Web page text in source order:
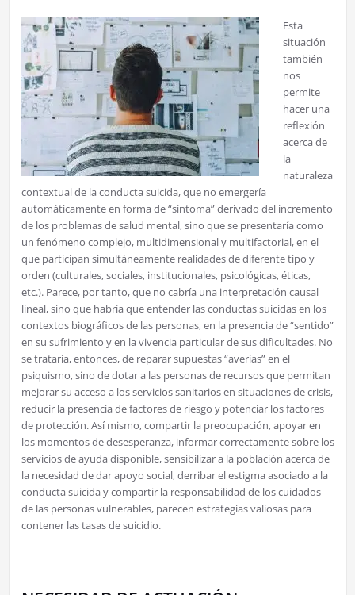
Esta
situación
también
nos
permite
hacer una
reflexión
acerca de
la
naturaleza
contextual de la conducta suicida, que no emergería
automáticamente en forma de “síntoma” derivado del incremento
de los problemas de salud mental, sino que se presentaría como
un fenómeno complejo, multidimensional y multifactorial, en el
que participan simultáneamente realidades de diferente tipo y
orden (culturales, sociales, institucionales, psicológicas, éticas,
etc.). Parece, por tanto, que no cabría una interpretación causal
lineal, sino que habría que entender las conductas suicidas en los
contextos biográficos de las personas, en la presencia de “sentido”
en su sufrimiento y en la vivencia particular de sus dificultades. No
se trataría, entonces, de reparar supuestas “averías” en el
psiquismo, sino de dotar a las personas de recursos que permitan
mejorar su acceso a los servicios sanitarios en situaciones de crisis,
reducir la presencia de factores de riesgo y potenciar los factores
de protección. Así mismo, compartir la preocupación, apoyar en
los momentos de desesperanza, informar correctamente sobre los
servicios de ayuda disponible, sensibilizar a la población acerca de
la necesidad de dar apoyo social, derribar el estigma asociado a la
conducta suicida y compartir la responsabilidad de los cuidados
de las personas vulnerables, parecen estrategias valiosas para
contener las tasas de suicidio.